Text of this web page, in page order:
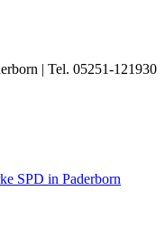
| Tel. 05251-121930
SPD in Paderborn